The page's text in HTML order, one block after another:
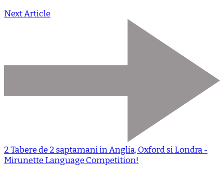
Next Article
2 Tabere de 2 saptamani in Anglia, Oxford si Londra -
Mirunette Language Competition!